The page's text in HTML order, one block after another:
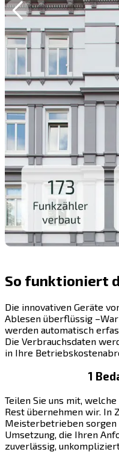
So funktioniert
Die innovativen Geräte
Ablesen überflüssig
werden automatisch
Die Verbrauchsdaten
in Ihre
1
Teilen Sie uns mit,
Rest übernehmen wir. In
Meisterbetrieben sorgen
Umsetzung, die Ihren
zuverlässig,